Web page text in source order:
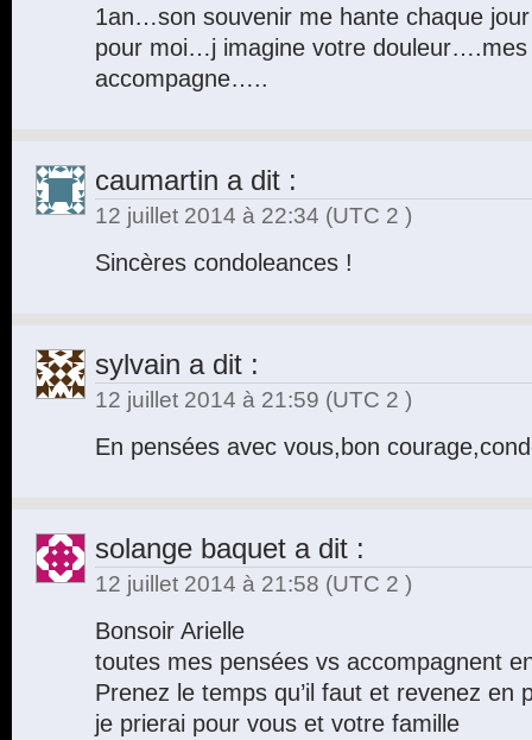
1an…son souvenir me hante chaque
pour moi…j imagine votre douleur….mes
accompagne…..
caumartin a dit :
12 juillet 2014 à 22:34 (UTC 2 )
Sincères condoleances !
sylvain a dit :
12 juillet 2014 à 21:59 (UTC 2 )
En pensées avec vous,bon
solange baquet a dit :
12 juillet 2014 à 21:58 (UTC 2 )
Bonsoir Arielle
toutes mes pensées vs accompagnent
Prenez le temps qu’il faut et revenez en
je prierai pour vous et votre famille